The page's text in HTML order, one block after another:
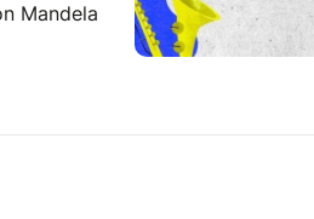
Mandela